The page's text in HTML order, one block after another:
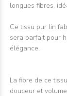
longues fibres,
Ce tissu pur lin
sera parfait pour
élégance.
La fibre de ce
douceur et